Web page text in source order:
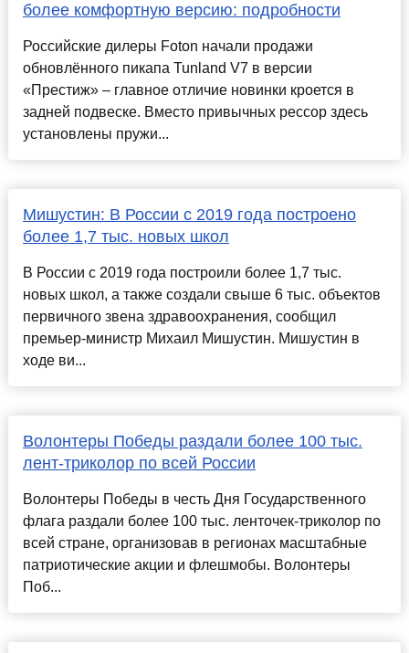
более комфортную версию: подробности
Российские дилеры Foton начали продажи
обновлённого пикапа Tunland V7 в версии
«Престиж» – главное отличие новинки кроется в
задней подвеске. Вместо привычных рессор здесь
установлены пружи...
Мишустин: В России с 2019 года построено
более 1,7 тыс. новых школ
В России с 2019 года построили более 1,7 тыс.
новых школ, а также создали свыше 6 тыс. объектов
первичного звена здравоохранения, сообщил
премьер-министр Михаил Мишустин. Мишустин в
ходе ви...
Волонтеры Победы раздали более 100 тыс.
лент-триколор по всей России
Волонтеры Победы в честь Дня Государственного
флага раздали более 100 тыс. ленточек-триколор по
всей стране, организовав в регионах масштабные
патриотические акции и флешмобы. Волонтеры
Поб...